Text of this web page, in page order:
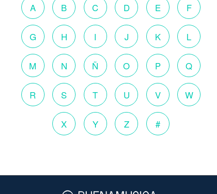
A B C D E F
G H I J K L
M N Ñ O P Q
R S T U V W
X Y Z #